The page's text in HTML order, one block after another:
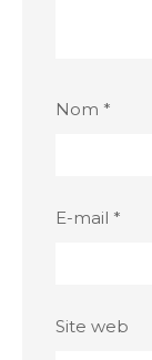
Nom *
E-mail *
Site web